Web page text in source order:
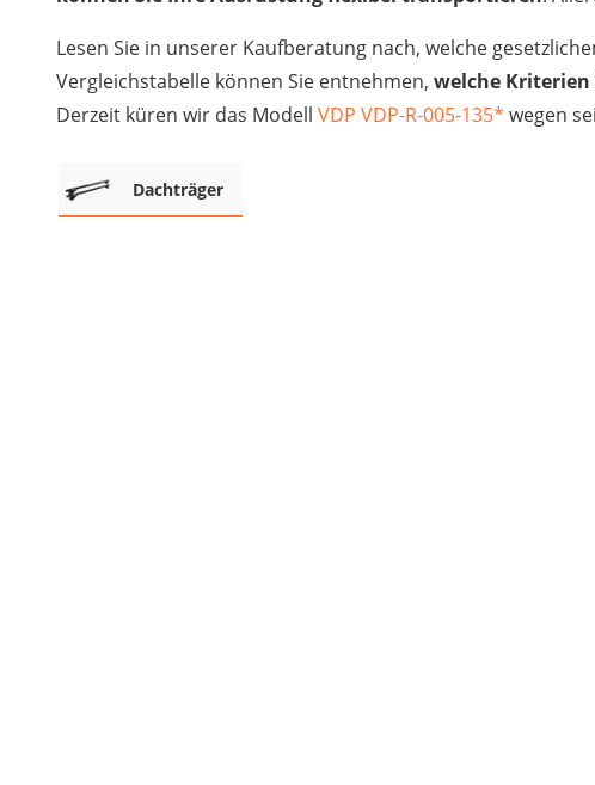
Ameisengift
Pavillon
Sichtschutzstreifen
Koifutter
Kassettenmarkise
Lesen Sie in unserer Kaufberatung nach, welche
Vergleichstabelle können Sie entnehmen, welche Kriterien
Derzeit küren wir das Modell VDP VDP-R-005-135* wegen
Dachträger